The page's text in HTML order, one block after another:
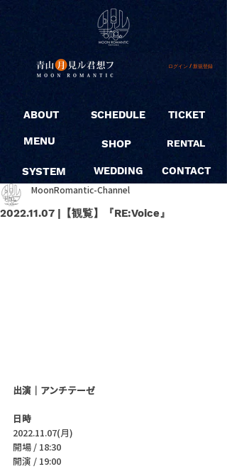
ログイン / 新規登録
ABOUT
MENU
SYSTEM
SCHEDULE
SHOP
WEDDING
TICKET
RENTAL
CONTACT
2022.11.07 |【観覧】『RE:Voice』
MoonRomantic-Channel
出演｜アンチテーゼ
日時
2022.11.07(月)
開場 / 18:30
開演 / 19:00